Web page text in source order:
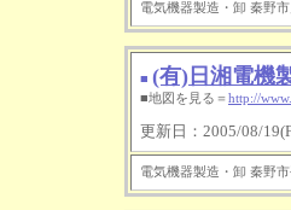
電気機器製造・卸 秦野
■ (有)日湘電機
■地図を見る＝http://
更新日：2005/08/
電気機器製造・卸 秦野